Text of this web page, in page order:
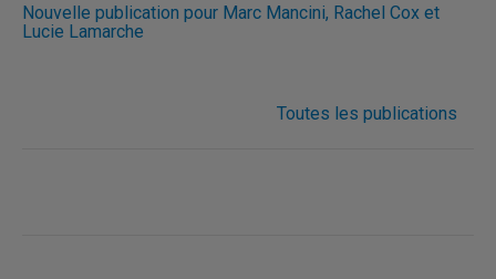
Nouvelle publication pour Marc Mancini, Rachel Cox et
Lucie Lamarche
Toutes les publications